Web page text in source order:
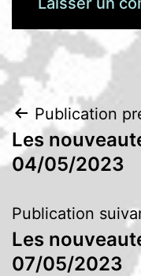
de
Publication
Les
04/05/2023
Publication
Les
07/05/2023